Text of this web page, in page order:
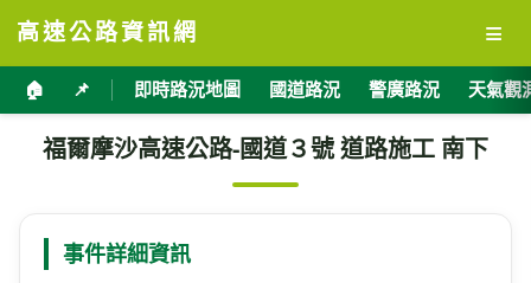
高速公路資訊網 ≡
🏠 📌 即時路況地圖 國道路況 警廣路況 天氣觀
福爾摩沙高速公路-國道３號 道路施工 南下
事件詳細資訊